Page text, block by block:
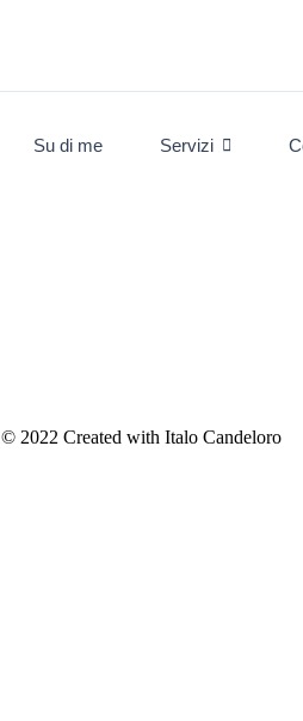
Su di me Servizi
© 2022 Created with Italo Candeloro